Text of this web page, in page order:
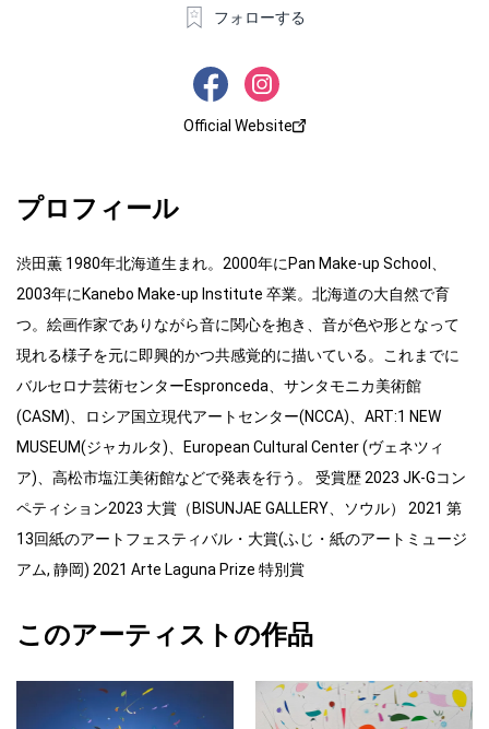
フォローする
Official Website
プロフィール
渋田薫 1980年北海道生まれ。2000年にPan Make-up School、
2003年にKanebo Make-up Institute 卒業。北海道の大自然で育
つ。絵画作家でありながら音に関心を抱き、音が色や形となって
現れる様子を元に即興的かつ共感覚的に描いている。これまでに
バルセロナ芸術センターEspronceda、サンタモニカ美術館
(CASM)、ロシア国立現代アートセンター(NCCA)、ART:1 NEW
MUSEUM(ジャカルタ)、European Cultural Center (ヴェネツィ
ア)、高松市塩江美術館などで発表を行う。 受賞歴 2023 JK-Gコン
ペティション2023 大賞（BISUNJAE GALLERY、ソウル） 2021 第
13回紙のアートフェスティバル・大賞(ふじ・紙のアートミュージ
アム, 静岡) 2021 Arte Laguna Prize 特別賞
このアーティストの作品